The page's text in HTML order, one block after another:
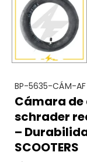
S
K
U
:
BP-5635-CÁM-AF
Cámara de
schrader
–
SCOOTERS